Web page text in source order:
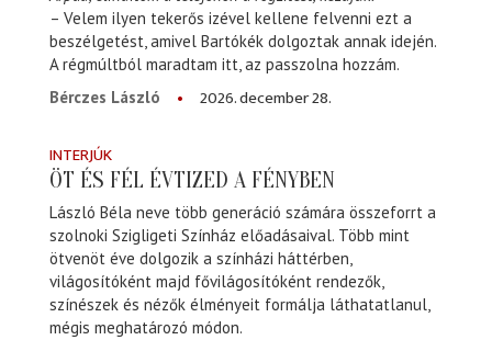
– Velem ilyen tekerős izével kellene felvenni ezt a
beszélgetést, amivel Bartókék dolgoztak annak idején.
A régmúltból maradtam itt, az passzolna hozzám.
Bérczes László
2026. december 28.
INTERJÚK
ÖT ÉS FÉL ÉVTIZED A FÉNYBEN
László Béla neve több generáció számára összeforrt a
szolnoki Szigligeti Színház előadásaival. Több mint
ötvenöt éve dolgozik a színházi háttérben,
világosítóként majd fővilágosítóként rendezők,
színészek és nézők élményeit formálja láthatatlanul,
mégis meghatározó módon.